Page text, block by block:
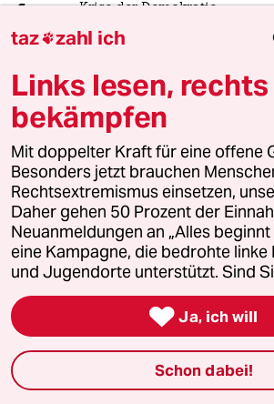
1 Krise der Demokratie
AfD-Wählen als
2 Nein zum Zivildienst
Hinterlistiger Schritt der
Bundesregierung
3 Bundeszentrale für
Zurück zu den
Wurzeln
4 Unfall von CDU-
Thomas Bareiß crasht
Dröhnung
taz zahl ich
Links lesen, rechts
bekämpfen
Mit doppelter Kraft für eine offene
Besonders jetzt brauchen
Rechtsextremismus einsetzen,
Daher gehen 50 Prozent der
Neuanmeldungen an „Alles
eine Kampagne, die bedrohte linke
und Jugendorte unterstützt. Sind
 Ja, ich will
Schon dabei!